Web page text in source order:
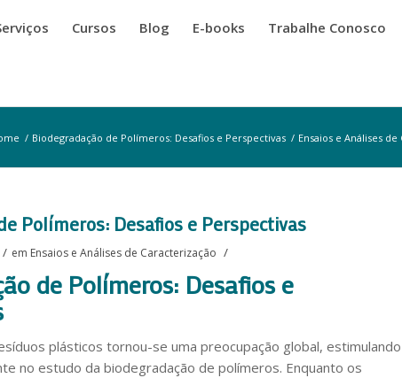
Cursos Blog E-books Trabalhe Conosco
/ Biodegradação de Polímeros: Desafios e Perspectivas / Ensaios e Análises
Polímeros: Desafios e Perspectivas
/ em Ensaios e Análises de Caracterização /
de Polímeros: Desafios e
plásticos tornou-se uma preocupação global, estimulando
no estudo da biodegradação de polímeros. Enquanto os